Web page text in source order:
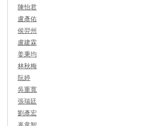
陳怡君
盧彥佑
侯羿州
盧建霖
姜秉均
林秋梅
阮婷
吳重寬
張瑞廷
劉彥宏